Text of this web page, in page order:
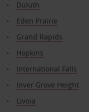
Duluth
Eden Prairie
Grand Rapids
Hopkins
International Falls
Inver Grove Height
Livoia